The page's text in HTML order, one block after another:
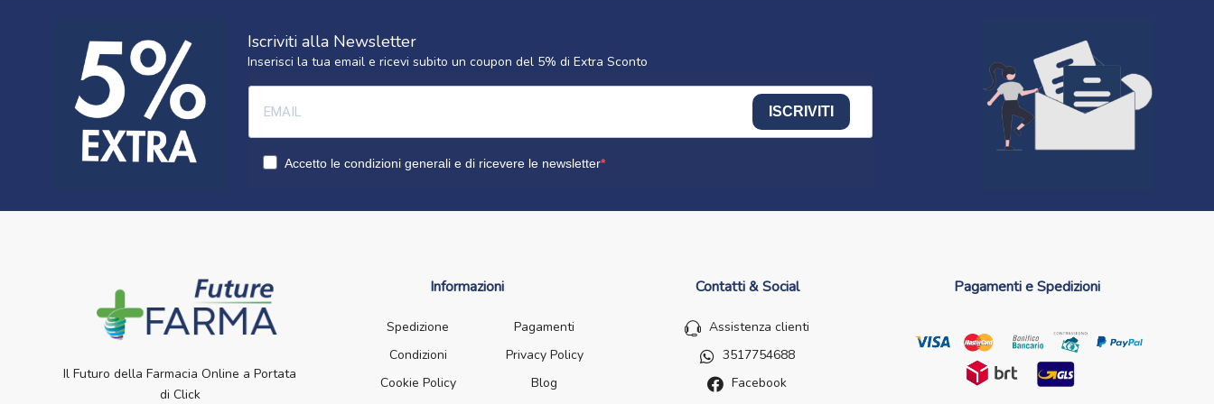
Iscriviti alla Newsletter
Inserisci la tua email e ricevi subito un coupon del 5% di Extra Sconto
ISCRIVITI
Accetto le condizioni generali e di ricevere le newsletter
Il Futuro della Farmacia Online a Portata
di Click
Informazioni
Spedizione
Pagamenti
Condizioni
Privacy Policy
Cookie Policy
Blog
Contatti & Social
Assistenza clienti
3517754688
Facebook
Pagamenti e Spedizioni